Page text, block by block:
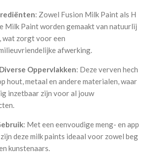
: Zowel Fusion Milk Paintals H
Milk Paintworden gemaaktvan natuurlij
wat zorgtvooreen
afwerking.
Diverse Oppervlakken: Dezeverven hech
hout,metaal en anderematerialen,waar
inzetbaar zijn vooral jouw
: Meteen eenvoudigemeng- en app
zijn dezemilkpaints ideaal voor zowel beg
kunstenaars.